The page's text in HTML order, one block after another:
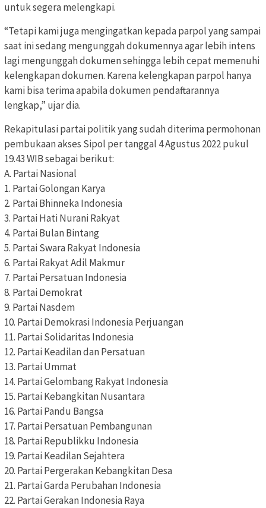
untuk segera melengkapi.
“Tetapi kami juga mengingatkan kepada parpol yang sampai
saat ini sedang mengunggah dokumennya agar lebih intens
lagi mengunggah dokumen sehingga lebih cepat memenuhi
kelengkapan dokumen. Karena kelengkapan parpol hanya
kami bisa terima apabila dokumen pendaftarannya
lengkap,” ujar dia.
Rekapitulasi partai politik yang sudah diterima permohonan
pembukaan akses Sipol per tanggal 4 Agustus 2022 pukul
19.43 WIB sebagai berikut:
A. Partai Nasional
1. Partai Golongan Karya
2. Partai Bhinneka Indonesia
3. Partai Hati Nurani Rakyat
4. Partai Bulan Bintang
5. Partai Swara Rakyat Indonesia
6. Partai Rakyat Adil Makmur
7. Partai Persatuan Indonesia
8. Partai Demokrat
9. Partai Nasdem
10. Partai Demokrasi Indonesia Perjuangan
11. Partai Solidaritas Indonesia
12. Partai Keadilan dan Persatuan
13. Partai Ummat
14. Partai Gelombang Rakyat Indonesia
15. Partai Kebangkitan Nusantara
16. Partai Pandu Bangsa
17. Partai Persatuan Pembangunan
18. Partai Republikku Indonesia
19. Partai Keadilan Sejahtera
20. Partai Pergerakan Kebangkitan Desa
21. Partai Garda Perubahan Indonesia
22. Partai Gerakan Indonesia Raya